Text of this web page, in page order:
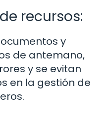
recursos:
y
de antemano,
y se evitan
en la gestión de